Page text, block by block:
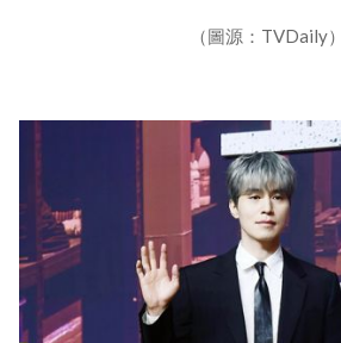
（圖源：TVDaily）